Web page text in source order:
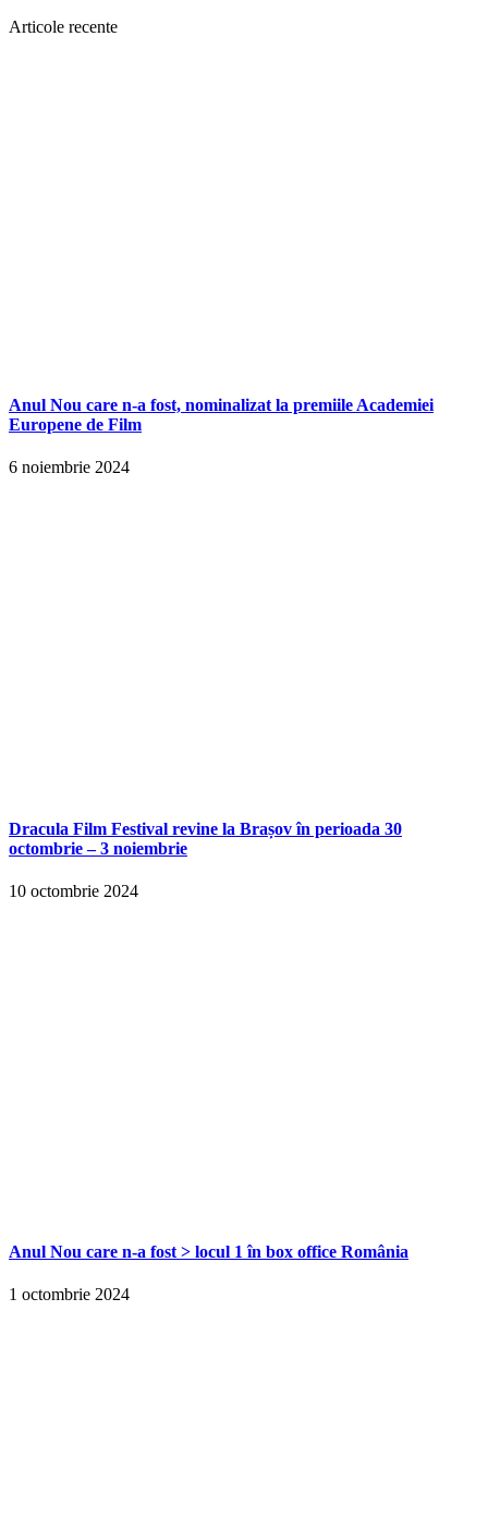
Articole recente
Anul Nou care n-a fost, nominalizat la premiile Academiei
Europene de Film
6 noiembrie 2024
Dracula Film Festival revine la Brașov în perioada 30
octombrie – 3 noiembrie
10 octombrie 2024
Anul Nou care n-a fost > locul 1 în box office România
1 octombrie 2024